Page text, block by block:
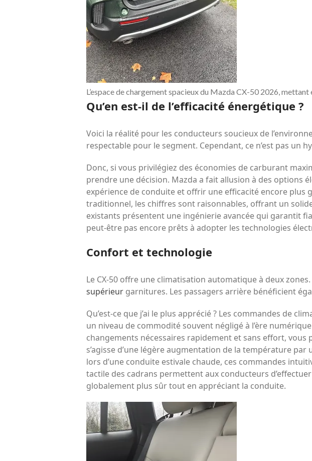
L’espace de chargement spacieux du Mazda CX-50 2026,
Qu’en est-il de l’efficacité énergétique ?
Voici la réalité pour les conducteurs soucieux de
respectable pour le segment. Cependant, ce n’est pas un
Donc, si vous privilégiez des économies de carburant
prendre une décision. Mazda a fait allusion à des
expérience de conduite et offrir une efficacité encore
traditionnel, les chiffres sont raisonnables, offrant un
existants présentent une ingénierie avancée qui garantit
peut-être pas encore prêts à adopter les technologies
Confort et technologie
Le CX-50 offre une climatisation automatique à deux
supérieur garnitures. Les passagers arrière bénéficient
Qu’est-ce que j’ai le plus apprécié ? Les commandes de
un niveau de commodité souvent négligé à l’ère
changements nécessaires rapidement et sans effort,
s’agisse d’une légère augmentation de la température
lors d’une conduite estivale chaude, ces commandes
tactile des cadrans permettent aux conducteurs
globalement plus sûr tout en appréciant la conduite.